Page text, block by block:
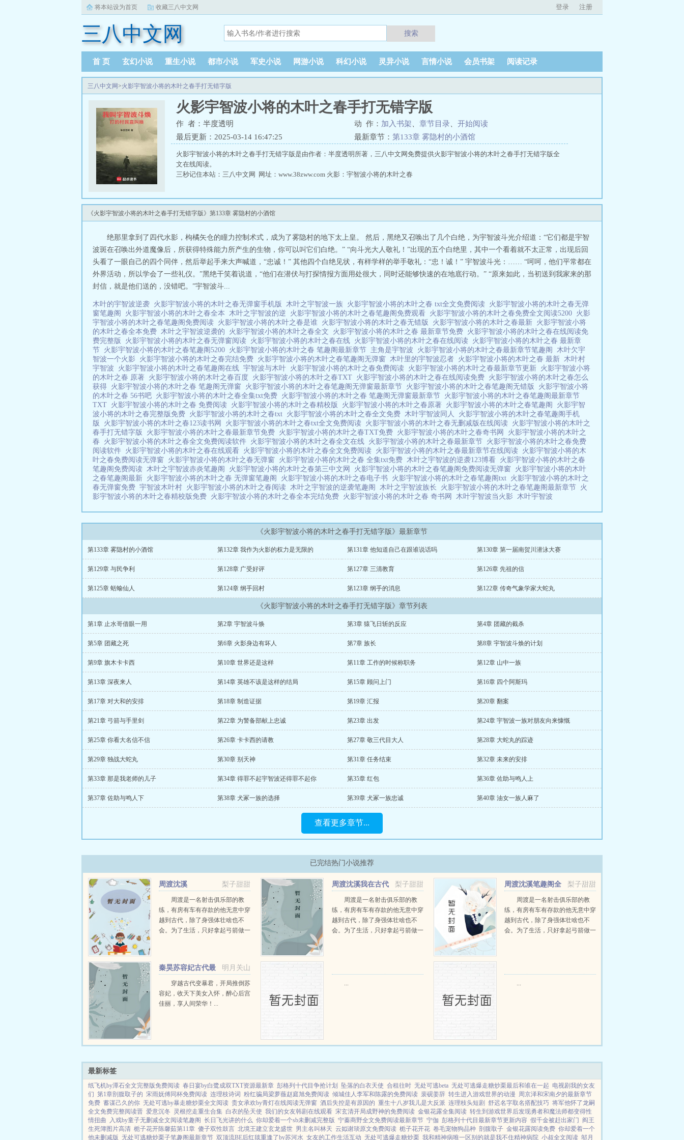
将本站设为首页 收藏三八中文网 登录 注册
三八中文网 搜索
首 页 玄幻小说 重生小说 都市小说 军史小说 网游小说 科幻小说 灵异小说 言情小说 会员书架 阅读记录
三八中文网>火影宇智波小将的木叶之春手打无错字版
火影宇智波小将的木叶之春手打无错字版
作 者：半度透明 动 作： 加入书架 章节目录
开始阅读
最后更新：2025-03-14 16:47:25
最新章节： 第133章 雾隐村的小酒馆
火影宇智波小将的木叶之春手打无错字版是由作者：半度透明所著，三八中文网免费提供火影宇智波小将的木叶之春手打无错字版全
文在线阅读。
三秒记住本站：三八中文网 网址：www.38zww.com 火影：宇智波小将的木叶之春
《火影宇智波小将的木叶之春手打无错字版》第133章 雾隐村的小酒馆
绝那里拿到了四代水影，枸橘矢仓的瞳力控制术式，成为了雾隐村的地下太上皇。 然后，黑绝又召唤出了几个白绝，为宇智波斗光介绍道：“它们都是宇智
波斑在召唤出外道魔像后，所获得特殊能力所产生的生物，你可以叫它们白绝。” “向斗光大人敬礼！”出现的五个白绝里，其中一个看着就不太正常，出现后回
头看了一眼自己的四个同伴，然后举起手来大声喊道，“忠诚！” 其他四个白绝见状，有样学样的举手敬礼：“忠！诚！” 宇智波斗光：…… “呵呵，他们平常都在
外界活动，所以学会了一些礼仪。”黑绝干笑着说道，“他们在潜伏与打探情报方面用处很大，同时还能够快速的在地底行动。” “原来如此，当初送到我家来的那
封信，就是他们送的，没错吧。”宇智波斗...
木叶的宇智波逆袭 火影宇智波小将的木叶之春无弹窗手机版 木叶之宇智波一族 火影宇智波小将的木叶之春 txt全文免费阅读 火影宇智波小将的木叶之春无弹
窗笔趣阁 火影宇智波小将的木叶之春全本 木叶之宇智波的逆 火影宇智波小将的木叶之春笔趣阁免费观看 火影宇智波小将的木叶之春免费全文阅读5200 火影
宇智波小将的木叶之春笔趣阁免费阅读 火影宇智波小将的木叶之春是谁 火影宇智波小将的木叶之春无错版 火影宇智波小将的木叶之春最新 火影宇智波小将
的木叶之春全本免费 木叶之宇智波逆袭的 火影宇智波小将的木叶之春全文 火影宇智波小将的木叶之春 最新章节免费 火影宇智波小将的木叶之春在线阅读免
费完整版 火影宇智波小将的木叶之春无弹窗阅读 火影宇智波小将的木叶之春在线 火影宇智波小将的木叶之春在线阅读 火影宇智波小将的木叶之春 最新章
节 火影宇智波小将的木叶之春笔趣阁5200 火影宇智波小将的木叶之春 笔趣阁最新章节 主角是宇智波 火影宇智波小将的木叶之春最新章节笔趣阁 木叶欠宇
智波一个火影 火影宇智波小将的木叶之春完结免费 火影宇智波小将的木叶之春笔趣阁无弹窗 木叶里的宇智波忍者 火影宇智波小将的木叶之春 最新 木叶村
宇智波 火影宇智波小将的木叶之春笔趣阁在线 宇智波与木叶 火影宇智波小将的木叶之春免费阅读 火影宇智波小将的木叶之春最新章节更新 火影宇智波小将
的木叶之春 原著 火影宇智波小将的木叶之春百度 火影宇智波小将的木叶之春TXT 火影宇智波小将的木叶之春在线阅读免费 火影宇智波小将的木叶之春怎么
获得 火影宇智波小将的木叶之春 笔趣阁无弹窗 火影宇智波小将的木叶之春笔趣阁无弹窗最新章节 火影宇智波小将的木叶之春笔趣阁无错版 火影宇智波小将
的木叶之春 56书吧 火影宇智波小将的木叶之春全集txt免费 火影宇智波小将的木叶之春 笔趣阁无弹窗最新章节 火影宇智波小将的木叶之春笔趣阁最新章节
TXT 火影宇智波小将的木叶之春 免费阅读 火影宇智波小将的木叶之春精校版 火影宇智波小将的木叶之春原著 火影宇智波小将的木叶之春笔趣阁 火影宇智
波小将的木叶之春完整版免费 火影宇智波小将的木叶之春txt 火影宇智波小将的木叶之春全文免费 木叶宇智波同人 火影宇智波小将的木叶之春笔趣阁手机
版 火影宇智波小将的木叶之春123读书网 火影宇智波小将的木叶之春txt全文免费阅读 火影宇智波小将的木叶之春无删减版在线阅读 火影宇智波小将的木叶之
春手打无错字版 火影宇智波小将的木叶之春最新章节免费 火影宇智波小将的木叶之春TXT免费 火影宇智波小将的木叶之春奇书网 火影宇智波小将的木叶之
春 火影宇智波小将的木叶之春全文免费阅读软件 火影宇智波小将的木叶之春全文在线 火影宇智波小将的木叶之春最新章节 火影宇智波小将的木叶之春免费
阅读软件 火影宇智波小将的木叶之春在线观看 火影宇智波小将的木叶之春全文免费阅读 火影宇智波小将的木叶之春最新章节在线阅读 火影宇智波小将的木
叶之春免费阅读无弹窗 火影宇智波小将的木叶之春无弹窗 火影宇智波小将的木叶之春 全集txt免费 木叶之宇智波的逆袭123博看 火影宇智波小将的木叶之春
笔趣阁免费阅读 木叶之宇智波赤炎笔趣阁 火影宇智波小将的木叶之春第三中文网 火影宇智波小将的木叶之春笔趣阁免费阅读无弹窗 火影宇智波小将的木叶
之春笔趣阁最新 火影宇智波小将的木叶之春 无弹窗笔趣阁 火影宇智波小将的木叶之春电子书 火影宇智波小将的木叶之春笔趣阁txt 火影宇智波小将的木叶之
春无弹窗免费 宇智波木叶村 火影宇智波小将的木叶之春阅读 木叶之宇智波的逆袭笔趣阁 木叶之宇智波族长 火影宇智波小将的木叶之春笔趣阁最新章节 火
影宇智波小将的木叶之春精校版免费 火影宇智波小将的木叶之春全本完结免费 火影宇智波小将的木叶之春 奇书网 木叶宇智波当火影 木叶宇智波
《火影宇智波小将的木叶之春手打无错字版》最新章节
第133章 雾隐村的小酒馆 第132章 我作为火影的权力是无限的 第131章 他知道自己在跟谁说话吗 第130章 第一届南贺川潜泳大赛
第129章 与民争利 第128章 广受好评 第127章 三清教育 第126章 先祖的信
第125章 蛞蝓仙人 第124章 纲手回村 第123章 纲手的消息 第122章 传奇气象学家大蛇丸
《火影宇智波小将的木叶之春手打无错字版》章节列表
第1章 止水哥借眼一用 第2章 宇智波斗焕 第3章 猿飞日斩的反应 第4章 团藏的截杀
第5章 团藏之死 第6章 火影身边有坏人 第7章 族长 第8章 宇智波斗焕的计划
第9章 旗木卡卡西 第10章 世界还是这样 第11章 工作的时候称职务 第12章 山中一族
第13章 深夜来人 第14章 英雄不该是这样的结局 第15章 顾问上门 第16章 四个阿斯玛
第17章 对大和的安排 第18章 制造证据 第19章 汇报 第20章 翻案
第21章 弓箭与手里剑 第22章 为警备部献上忠诚 第23章 出发 第24章 宇智波一族对朋友向来慷慨
第25章 你看大名信不信 第26章 卡卡西的请教 第27章 敬三代目大人 第28章 大蛇丸的踪迹
第29章 独战大蛇丸 第30章 别天神 第31章 任务结束 第32章 未来的安排
第33章 那是我老师的儿子 第34章 得罪不起宇智波还得罪不起你 第35章 红包 第36章 佐助与鸣人上
第37章 佐助与鸣人下 第38章 犬冢一族的选择 第39章 犬冢一族忠诚 第40章 油女一族人麻了
查看更多章节...
已完结热门小说推荐
梨子甜甜
周渡沈溪
周渡是一名射击俱乐部的教
练，有房有车有存款的他无意中穿
越到古代，除了身强体壮啥也不
会。为了生活，只好拿起弓箭做一
渡看着山下的寥寥炊烟，以及那...
梨子甜甜
周渡沈溪我在古代
当猎户小说免费在线阅读
周渡是一名射击俱乐部的教
练，有房有车有存款的他无意中穿
越到古代，除了身强体壮啥也不
会。为了生活，只好拿起弓箭做一
梨子甜甜
周渡沈溪笔趣阁全
文免费阅读
周渡是一名射击俱乐部的教
练，有房有车有存款的他无意中穿
越到古代，除了身强体壮啥也不
会。为了生活，只好拿起弓箭做一
明月关山
秦昊苏容妃古代最
强昏君最新章节在线阅读
穿越古代变暴君，开局推倒苏
容妃，收天下美女入怀，醉心后宫
佳丽，享人间荣华！...
... ...
最新标签
纸飞机by潭石全文完整版免费阅读 春日宴by白鹭成双TXT资源最新章 彭格列十代目争抢计划 坠落的白衣天使 合租往时 无处可逃beta 无处可逃爆走糖炒栗最后和谁在一起 电视剧我的女友
们 第1章剖腹取子的 宋雨妩傅同杯免费阅读 连理枝诗词 粉红骗局梁萝薇赵庭旭免费阅读 倾城佳人李军和陈露的免费阅读 裴砚姜辞 转生进入游戏世界的动漫 周京泽和宋南夕的最新章节
免费 蓄谋己久的你 无处可逃by暴走糖炒栗全文阅读 贵女承欢by青灯在线阅读无弹窗 酒后失控是有原因的 重生十八岁我儿是大反派 连理枝头短剧 舒迟名字取名搭配技巧 将军他怀了龙嗣
全文免费完整阅读晋 爱意沉冬 灵根挖走重生合集 白衣的坠天使 我们的女友韩剧在线观看 宋玄清开局成野神的免费阅读 金银花露全集阅读 转生到游戏世界后发现勇者和魔法师都变得性
情扭曲
入戏by童子无删减全文阅读笔趣阁 长日飞光讲的什么 你却爱着一个sb未删减完整版 宁蓁商野全文免费阅读最新章节 宁伽 彭格列十代目最新章节更新内容 假千金被赶出家门
阎王
生死簿图片高清 栀子花开陈馨茹第11章 傻子双性鼓言 北境王建立玄龙盛世 男主名叫林天 云姒谢琰原文免费阅读 栀子花开花 卷毛宠物狗品种 剖腹取子 金银花露阅读免费 你却爱着一个
他未删减版 无处可逃糖炒栗子笔趣阁最新章节 双顶流BE后红毯重逢了by苏河水 女友的工作生活互动 无处可逃爆走糖炒栗 我和精神病唯一区别的就是我不住精神病院 小叔全文阅读 邬月